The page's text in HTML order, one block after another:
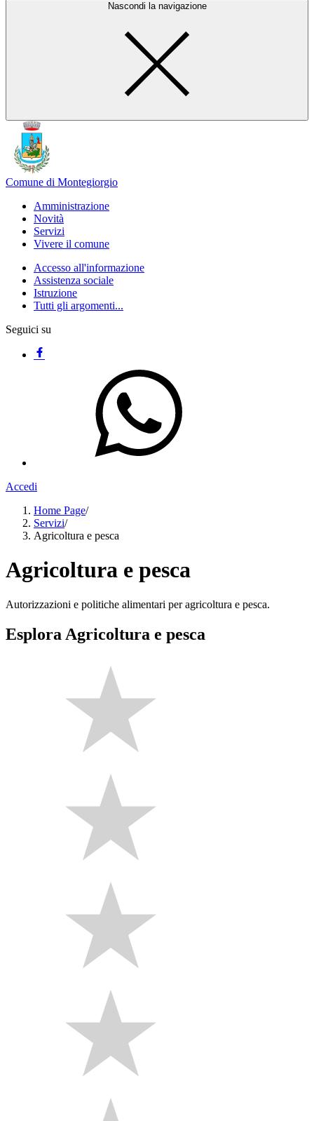
Nascondi la navigazione
Comune di Montegiorgio
Amministrazione
Novità
Servizi
Vivere il comune
Accesso all'informazione
Assistenza sociale
Istruzione
Tutti gli argomenti...
Seguici su
Accedi
Home Page/
Servizi/
Agricoltura e pesca
Agricoltura e pesca
Autorizzazioni e politiche alimentari per agricoltura e pesca.
Esplora Agricoltura e pesca